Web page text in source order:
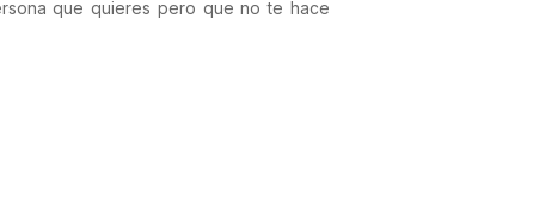
que quieres pero que no te hace